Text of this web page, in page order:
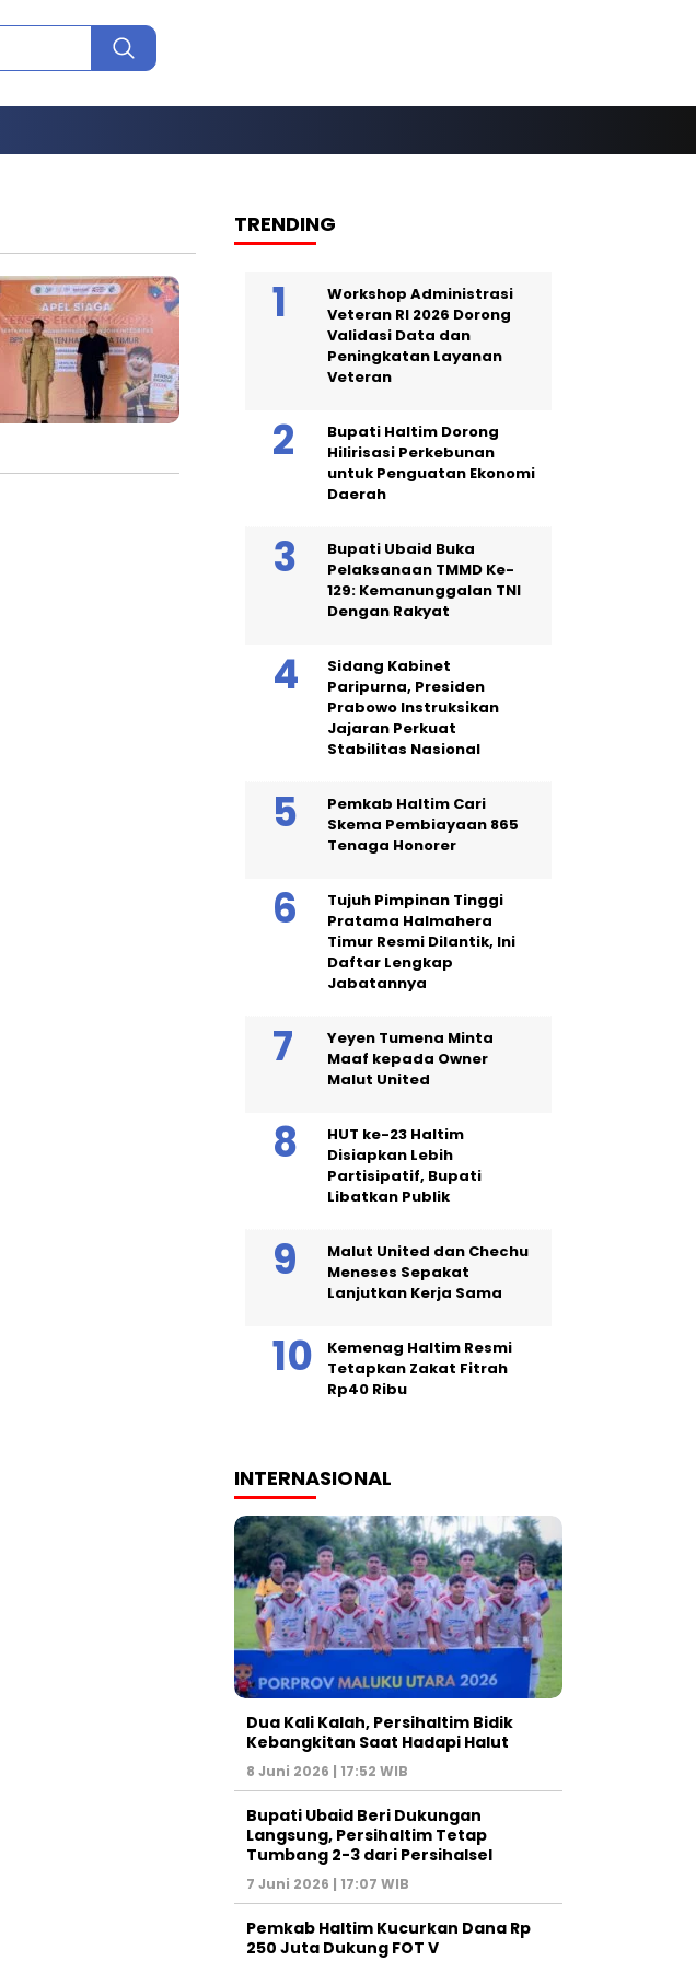
TRENDING
Workshop Administrasi
Veteran RI 2026 Dorong
Validasi Data dan
Peningkatan Layanan
Veteran
Bupati Haltim Dorong
Hilirisasi Perkebunan
untuk Penguatan Ekonomi
Daerah
Bupati Ubaid Buka
Pelaksanaan TMMD Ke-
129: Kemanunggalan TNI
Dengan Rakyat
Sidang Kabinet
Paripurna, Presiden
Prabowo Instruksikan
Jajaran Perkuat
Stabilitas Nasional
Pemkab Haltim Cari
Skema Pembiayaan 865
Tenaga Honorer
Tujuh Pimpinan Tinggi
Pratama Halmahera
Timur Resmi Dilantik, Ini
Daftar Lengkap
Jabatannya
Yeyen Tumena Minta
Maaf kepada Owner
Malut United
HUT ke-23 Haltim
Disiapkan Lebih
Partisipatif, Bupati
Libatkan Publik
Malut United dan Chechu
Meneses Sepakat
Lanjutkan Kerja Sama
Kemenag Haltim Resmi
Tetapkan Zakat Fitrah
Rp40 Ribu
INTERNASIONAL
Dua Kali Kalah, Persihaltim Bidik
Kebangkitan Saat Hadapi Halut
8 Juni 2026 | 17:52 WIB
Bupati Ubaid Beri Dukungan
Langsung, Persihaltim Tetap
Tumbang 2-3 dari Persihalsel
7 Juni 2026 | 17:07 WIB
Pemkab Haltim Kucurkan Dana Rp
250 Juta Dukung FOT V